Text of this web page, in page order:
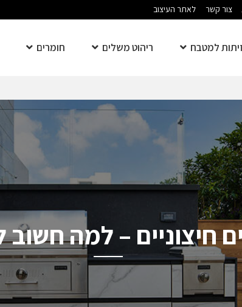
צור קשר לאתר העיצוב
למטבח ריהוט משלים חומרים
חיצוניים – למה חשוב